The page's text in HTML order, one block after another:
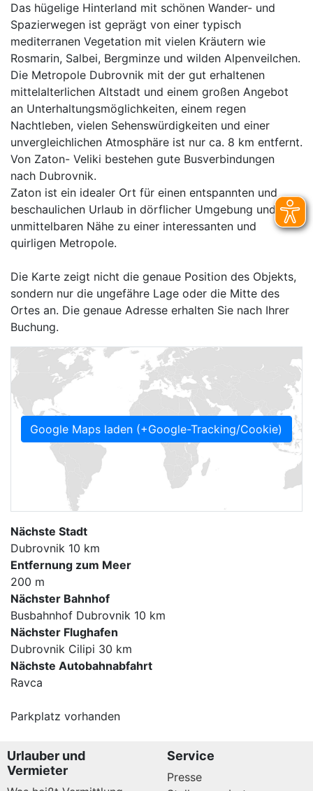
Das hügelige Hinterland mit schönen Wander- und
Spazierwegen ist geprägt von einer typisch
mediterranen Vegetation mit vielen Kräutern wie
Rosmarin, Salbei, Bergminze und wilden Alpenveilchen.
Die Metropole Dubrovnik mit der gut erhaltenen
mittelalterlichen Altstadt und einem großen Angebot
an Unterhaltungsmöglichkeiten, einem regen
Nachtleben, vielen Sehenswürdigkeiten und einer
unvergleichlichen Atmosphäre ist nur ca. 8 km entfernt.
Von Zaton- Veliki bestehen gute Busverbindungen
nach Dubrovnik.
Zaton ist ein idealer Ort für einen entspannten und
beschaulichen Urlaub in dörflicher Umgebung und der
unmittelbaren Nähe zu einer interessanten und
quirligen Metropole.
Die Karte zeigt nicht die genaue Position des Objekts,
sondern nur die ungefähre Lage oder die Mitte des
Ortes an. Die genaue Adresse erhalten Sie nach Ihrer
Buchung.
Google Maps laden (+Google-Tracking/Cookie)
Nächste Stadt
Dubrovnik 10 km
Entfernung zum Meer
200 m
Nächster Bahnhof
Busbahnhof Dubrovnik 10 km
Nächster Flughafen
Dubrovnik Cilipi 30 km
Nächste Autobahnabfahrt
Ravca
Parkplatz vorhanden
Urlauber und
Vermieter
Service
Presse